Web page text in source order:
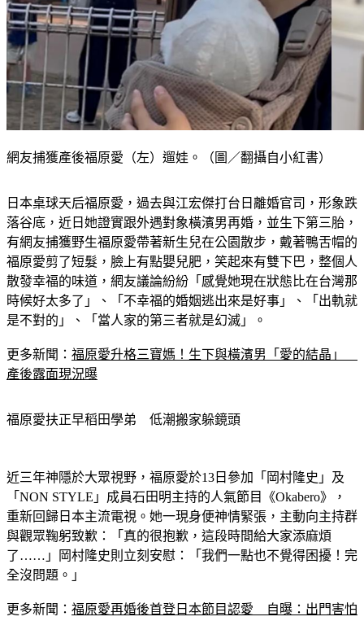
網友捕獲產後福原愛（左）遛娃。（圖／翻攝自小紅書）
日本桌球天后福原愛，過去與江宏傑打台日離婚官司，形象跌
落谷底，近日她證實跟外遇對象橫濱男再婚，並生下第三胎，
有網友捕獲野生福原愛帶著新生兒在公園散步，戴著鴨舌帽的
福原愛剪了短髮，臉上有點嬰兒肥，笑起來有雙下巴，整個人
散發幸福的味道，網友議論紛紛「感覺她現在狀態比在台灣那
時候好太多了」、「不幸福的婚姻逃出來是好事」、「出軌就
是不對的」、「當人家的第三者就是幻滅」。
更多新聞： 福原愛升格三寶媽！生下與橫濱男「愛的結晶」
產後露面現況曝
福原愛扶正早稻田學弟　低潮搬家躲鏡頭
近三年神隱於大眾視野，福原愛於13日參加「岡村隆史」及
「NON STYLE」成員石田明主持的人氣節目《Okabero》，
重新回歸日本主流電視。她一現身便神情緊張，主動向主持群
與觀眾鞠躬致歉：「真的很抱歉，這段時間給大家添麻煩
了……」岡村隆史則立刻安慰：「我們一點也不覺得困擾！完
全沒問題。」
更多新聞： 福原愛再婚後首登日本節目認愛　自曝：出門害怕